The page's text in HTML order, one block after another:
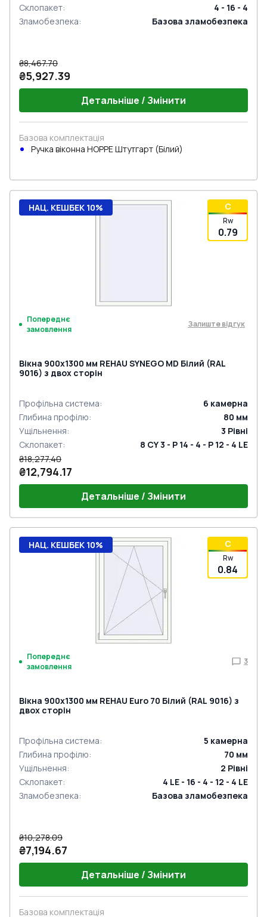
Склопакет:
4 - 16 - 4
Зламобезпека: Базова зламобезпека
₴8,467.70
₴5,927.39
Детальніше / Змінити
Базова комплектація
Ручка віконна HOPPE Штутгарт (Білий)
C
Rw
0.79
НАЦ. КЕШБЕК 10%
Попереднє
замовлення
Залиште відгук
Вікна 900x1300 мм REHAU SYNEGO MD Білий (RAL
9016) з двох сторін
Профільна система: 6 камерна
Глибина профілю: 80 мм
Ущільнення: 3 Рівні
Склопакет:
8 CY 3 - P 14 - 4 - P 12 - 4 LE
₴18,277.40
₴12,794.17
Детальніше / Змінити
C
Rw
0.84
НАЦ. КЕШБЕК 10%
Попереднє
замовлення
3
Вікна 900x1300 мм REHAU Euro 70 Білий (RAL 9016) з
двох сторін
Профільна система: 5 камерна
Глибина профілю: 70 мм
Ущільнення: 2 Рівні
Склопакет:
4 LE - 16 - 4 - 12 - 4 LE
Зламобезпека: Базова зламобезпека
₴10,278.09
₴7,194.67
Детальніше / Змінити
Базова комплектація